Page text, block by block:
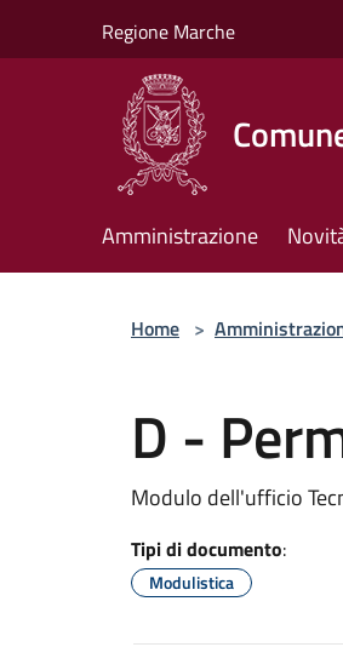
Regione Marche
Amministrazione
Home >
D -
Modulo dell'ufficio
Tipi di documento:
Modulistica